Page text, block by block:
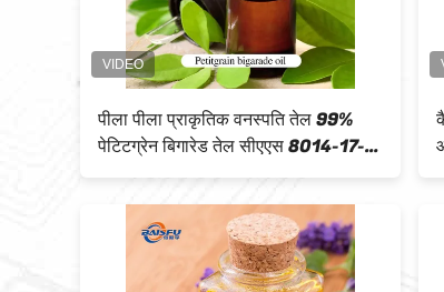
वनस्पति
प्राकृतिक वनस्पति तेल 99% पीपरमिंट तेल
आवश्यक तेल CAS 8006-90-4
कॉस्मेटिक परफ्यूम के लिए